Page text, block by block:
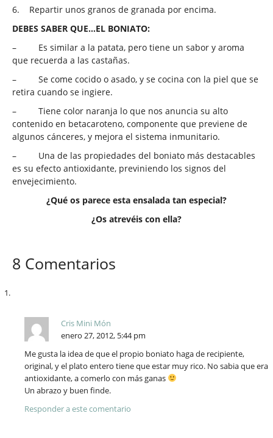
6.
Repartir unos granos de granada por encima.
DEBES SABER QUE…EL BONIATO:
–
Es similar a la patata, pero tiene un sabor y aroma
que recuerda a las castañas.
–
Se come cocido o asado, y se cocina con la piel que se
retira cuando se ingiere.
–
Tiene color naranja lo que nos anuncia su alto
contenido en betacaroteno, componente que previene de
algunos cánceres, y mejora el sistema inmunitario.
–
Una de las propiedades del boniato más destacables
es su efecto antioxidante, previniendo los signos del
envejecimiento.
¿Qué os parece esta ensalada tan especial?
¿Os atrevéis con ella?
8 Comentarios
Cris Mini Món
enero 27, 2012, 5:44 pm
Me gusta la idea de que el propio boniato haga de recipiente,
original, y el plato entero tiene que estar muy rico. No sabia que era
antioxidante, a comerlo con más ganas
Un abrazo y buen finde.
Responder a este comentario